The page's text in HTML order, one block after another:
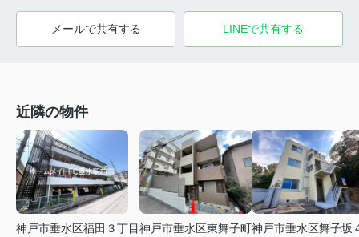
メールで共有する LINEで共有する
近隣の物件
神戸市垂水区福田３丁目神戸市垂水区東舞子町神戸市垂水区舞子坂